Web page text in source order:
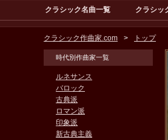
クラシック名曲一覧 クラシッ
クラシック作曲家.com トップ
時代別作曲家一覧
ルネサンス
バロック
古典派
ロマン派
印象派
新古典主義